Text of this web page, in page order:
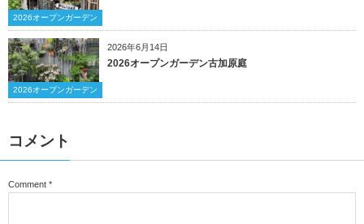
2026オープンガーデン
2026年6月14日
2026オープンガーデン
2026オープンガーデン古加原庭
コメント
Comment *